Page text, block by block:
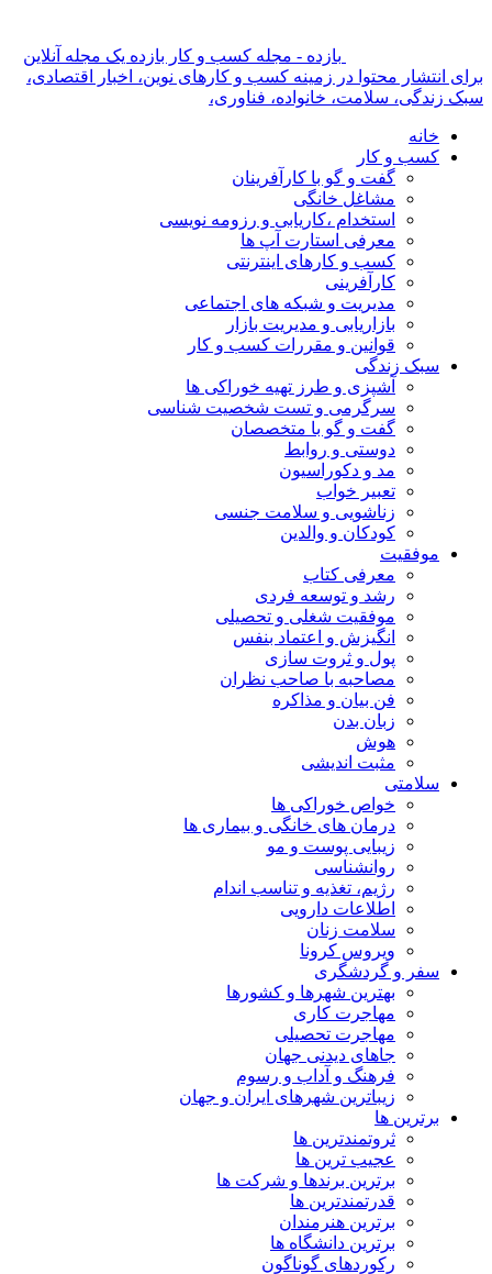
بازده - مجله کسب و کار بازده یک مجله آنلاین
برای انتشار محتوا در زمینه کسب و کارهای نوین، اخبار اقتصادی،
سبک زندگی، سلامت، خانواده، فناوری،
خانه
کسب و کار
گفت و گو با کارآفرینان
مشاغل خانگی
استخدام ،کاریابی و رزومه نویسی
معرفی استارت آپ ها
کسب و کارهای اینترنتی
کارآفرینی
مدیریت و شبکه های اجتماعی
بازاریابی و مدیریت بازار
قوانین و مقررات کسب و کار
سبک زندگی
آشپزی و طرز تهیه خوراکی ها
سرگرمی و تست شخصیت شناسی
گفت و گو با متخصصان
دوستی و روابط
مد و دکوراسیون
تعبیر خواب
زناشویی و سلامت جنسی
کودکان و والدین
موفقیت
معرفی کتاب
رشد و توسعه فردی
موفقیت شغلی و تحصیلی
انگیزش و اعتماد بنفس
پول و ثروت سازی
مصاحبه با صاحب نظران
فن بیان و مذاکره
زبان بدن
هوش
مثبت اندیشی
سلامتی
خواص خوراکی ها
درمان های خانگی و بیماری ها
زیبایی پوست و مو
روانشناسی
رژیم، تغذیه و تناسب اندام
اطلاعات دارویی
سلامت زنان
ویروس کرونا
سفر و گردشگری
بهترین شهرها و کشورها
مهاجرت کاری
مهاجرت تحصیلی
جاهای دیدنی جهان
فرهنگ و آداب و رسوم
زیباترین شهرهای ایران و جهان
برترین ها
ثروتمندترین ها
عجیب ترین ها
برترین برندها و شرکت ها
قدرتمندترین ها
برترین هنرمندان
برترین دانشگاه ها
رکوردهای گوناگون